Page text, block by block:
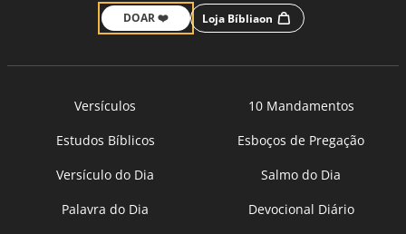
DOAR ❤️ Loja Bíbliaon
Versículos
10 Mandamentos
Estudos Bíblicos
Esboços de Pregação
Versículo do Dia
Salmo do Dia
Palavra do Dia
Devocional Diário